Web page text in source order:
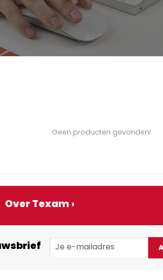
Geen producten gevonden!
Over Texam ›